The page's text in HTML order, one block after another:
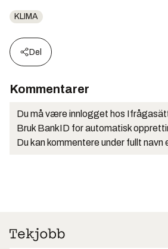
KLIMA
Del
Kommentarer
Du må være innlogget hos
Bruk BankID for automatisk
Du kan kommentere under fullt navn